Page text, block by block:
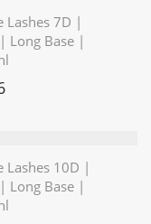
Lashes 7D |
Long Base |
Lashes 10D |
Long Base |